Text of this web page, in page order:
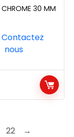
CHROME 30 MM
Contactez
nous
22 →